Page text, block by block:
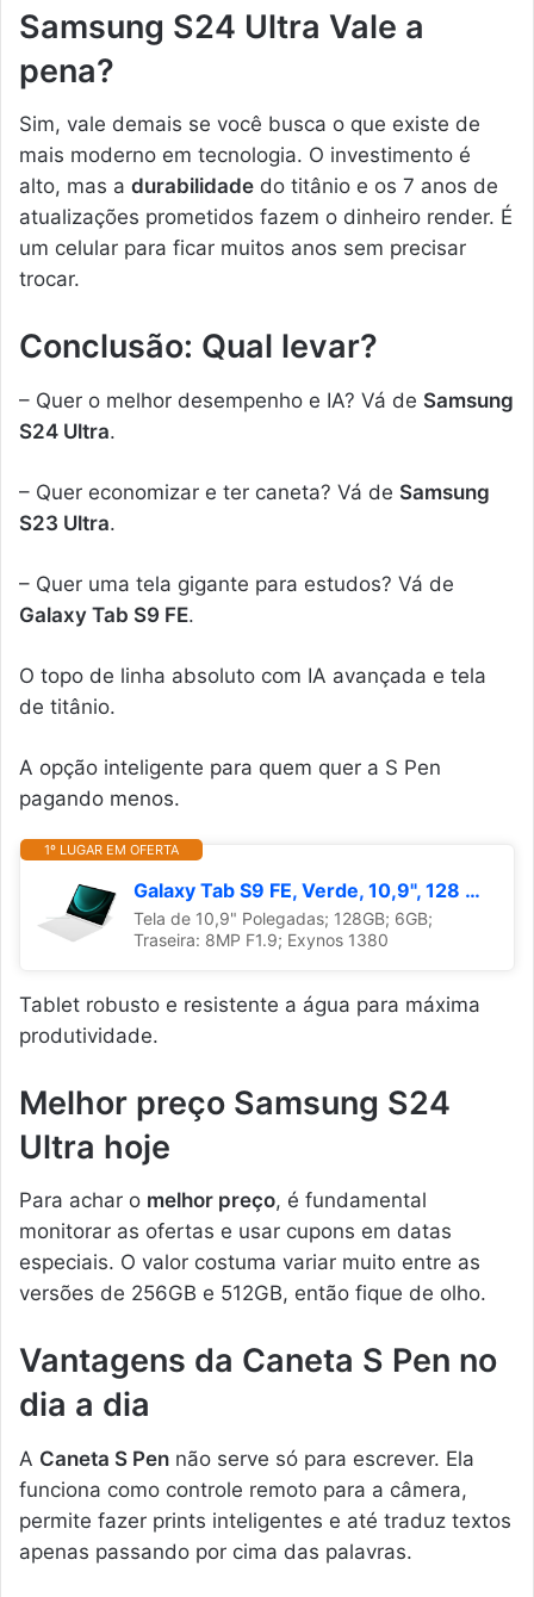
Samsung S24 Ultra Vale a
pena?
Sim, vale demais se você busca o que existe de
mais moderno em tecnologia. O investimento é
alto, mas a durabilidade do titânio e os 7 anos de
atualizações prometidos fazem o dinheiro render. É
um celular para ficar muitos anos sem precisar
trocar.
Conclusão: Qual levar?
– Quer o melhor desempenho e IA? Vá de Samsung
S24 Ultra.
– Quer economizar e ter caneta? Vá de Samsung
S23 Ultra.
– Quer uma tela gigante para estudos? Vá de
Galaxy Tab S9 FE.
O topo de linha absoluto com IA avançada e tela
de titânio.
A opção inteligente para quem quer a S Pen
pagando menos.
1º LUGAR EM OFERTA
Galaxy Tab S9 FE, Verde, 10,9", 128 Gb, 6 GB RAM, Câmera Principal 8 MP, Câmera Frontal 12 MP UW
Tela de 10,9" Polegadas; 128GB; 6GB;
Traseira: 8MP F1.9; Exynos 1380
Tablet robusto e resistente a água para máxima
produtividade.
Melhor preço Samsung S24
Ultra hoje
Para achar o melhor preço, é fundamental
monitorar as ofertas e usar cupons em datas
especiais. O valor costuma variar muito entre as
versões de 256GB e 512GB, então fique de olho.
Vantagens da Caneta S Pen no
dia a dia
A Caneta S Pen não serve só para escrever. Ela
funciona como controle remoto para a câmera,
permite fazer prints inteligentes e até traduz textos
apenas passando por cima das palavras.